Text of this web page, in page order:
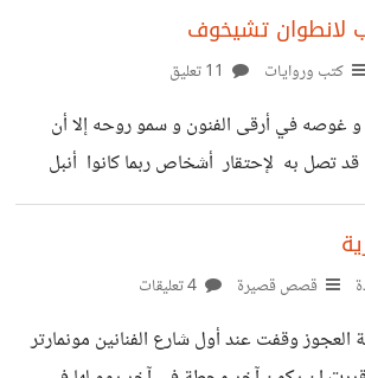
التي تصيبه من عمله فكل ما ترغب به هو
ما حدث فعلا اخذتها الخيالات لان تغادر
الذي لم تكن نظرته للوحات
لانطوان تشيخوف
كتب وروايات
غوصه في أرقى الفنون و سمو روحه إلا أن
قد تصل به لإحتقار أشخاص ربما كانوا أنبل
الطيبة و التشبث يظهرون بمظهر الضعفاء
رايي و انا استمع لرواية اللعوب « لانطوان
» و اليوم سأشارككم احداث الرواية : الرواية روسية و
، كانت اولجا امرأة " كل شيء " ملمة بكل
قصص قصيرة
: لوحة العجوز وقفت عند أول شارع الفنانين مونمارتر